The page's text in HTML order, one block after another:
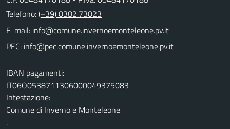
Telefono:(+39) 0382.73023
E-mail:
PEC:
IBAN pagamenti:
IT06O0538711306000049375083
Intestazione:
Comune di Inverno e Monteleone
.